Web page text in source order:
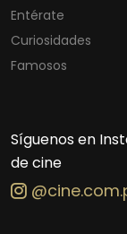
Entérate
Curiosidades
Famosos
Síguenos en
de cine